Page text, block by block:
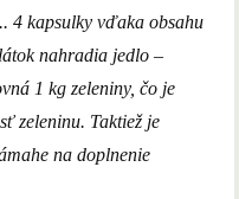
4 kapsulky vďaka obsahu
nahradia jedlo –
1 kg zeleniny, čo je
zeleninu. Taktiež je
na doplnenie